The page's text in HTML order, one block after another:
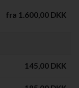
fra 1.600,00 DKK
145,00 DKK